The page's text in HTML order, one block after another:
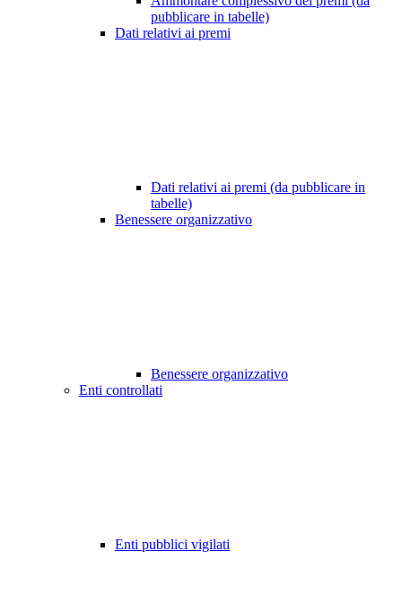
pubblicare in tabelle)
Dati relativi ai premi
Dati relativi ai premi (da pubblicare in
tabelle)
Benessere organizzativo
Benessere organizzativo
Enti controllati
Enti pubblici vigilati